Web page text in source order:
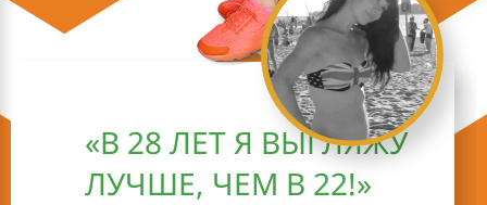
«В 28 ЛЕТ Я ВЫГЛЯЖУ
ЛУЧШЕ, ЧЕМ В 22!»